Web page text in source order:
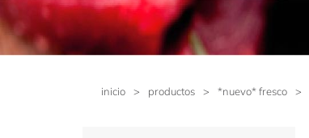
inicio > productos > *nuevo* fresco >